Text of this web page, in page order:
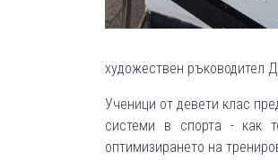
художествен ръководител
Ученици от девети клас
системи в спорта - как
оптимизирането на